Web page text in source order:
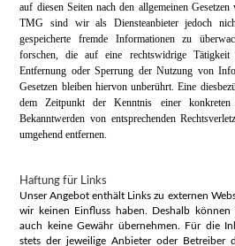
auf diesen Seiten nach den allgemeinen
TMG sind wir als Diensteanbieter jedoch
gespeicherte fremde Informationen zu
forschen, die auf eine rechtswidrige Tätigkeit
Entfernung oder Sperrung der Nutzung von
Gesetzen bleiben hiervon unberührt. Eine
dem Zeitpunkt der Kenntnis einer konkreten
Bekanntwerden von entsprechenden
umgehend entfernen.
Haftung für Links
Unser Angebot enthält Links zu externen
wir keinen Einfluss haben. Deshalb
auch keine Gewähr übernehmen. Für die
stets der jeweilige Anbieter oder Betreiber